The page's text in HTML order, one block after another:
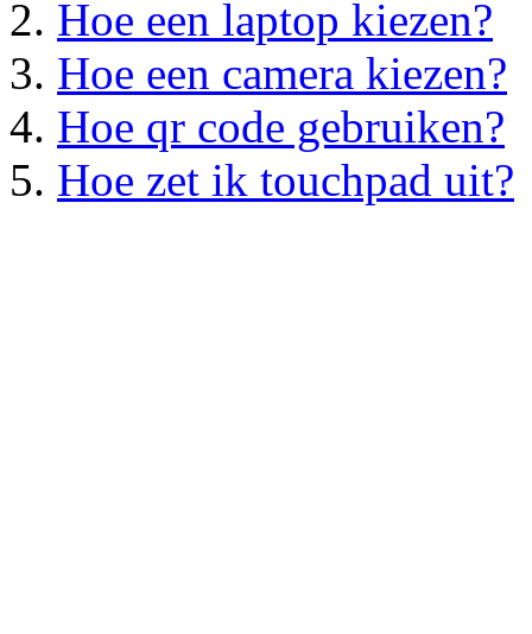
Hoe een laptop kiezen?
Hoe een camera kiezen?
Hoe qr code gebruiken?
Hoe zet ik touchpad uit?